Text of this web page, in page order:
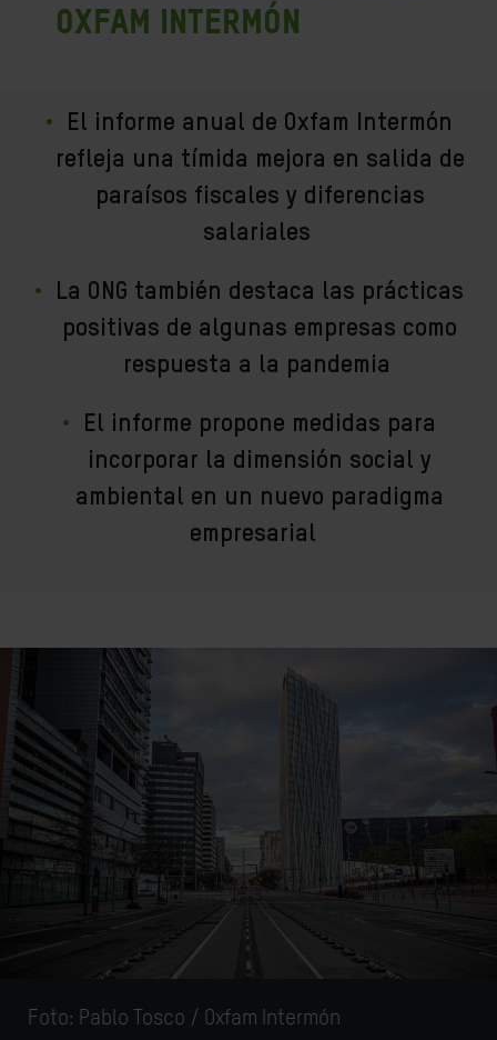
Oxfam Intermón
El informe anual de Oxfam Intermón
refleja una tímida mejora en salida de
paraísos fiscales y diferencias
salariales
La ONG también destaca las prácticas
positivas de algunas empresas como
respuesta a la pandemia
El informe propone medidas para
incorporar la dimensión social y
ambiental en un nuevo paradigma
empresarial
Foto: Pablo Tosco / Oxfam Intermón